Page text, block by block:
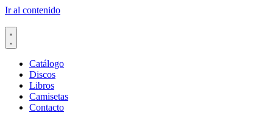
Ir al contenido
Catálogo
Discos
Libros
Camisetas
Contacto